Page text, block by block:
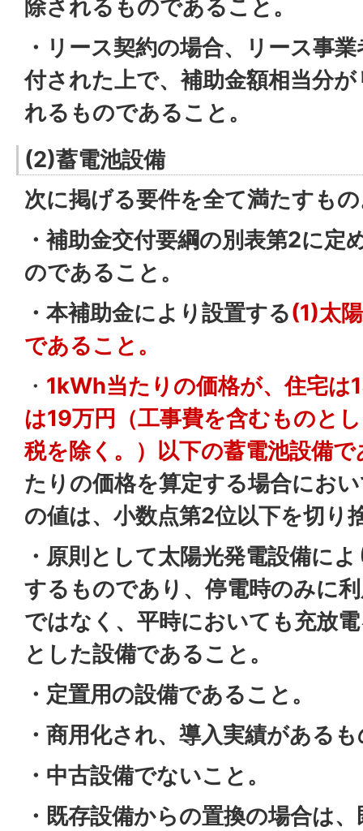
除されるものであること。
・リース契約の場合、リース事
付された上で、補助金額相当分
れるものであること。
(2)蓄電池設備
次に掲げる要件を全て満たすも
・補助金交付要綱の別表第2に定
のであること。
・本補助金により設置する(1)太
であること。
・ 1kWh当たりの価格が、住宅
は19万円（工事費を含むものと
税を除く。）以下の蓄電池設備で
たりの価格を算定する場合にお
の値は、小数点第2位以下を切り
・原則として太陽光発電設備に
するものであり、停電時のみに
ではなく、平時においても充放
とした設備であること。
・定置用の設備であること。
・商用化され、導入実績がある
・中古設備でないこと。
・既存設備からの置換の場合は